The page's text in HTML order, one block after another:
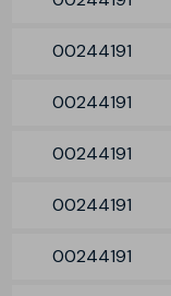
00244191
00244191
00244191
00244191
00244191